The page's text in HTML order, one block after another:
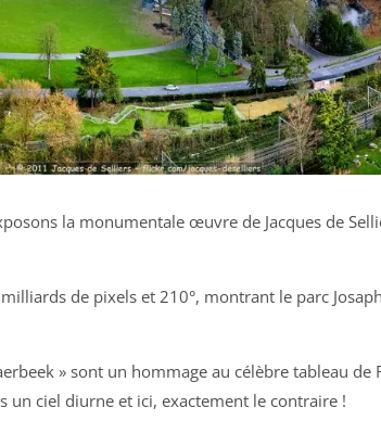
la monumentale œuvre de Jacques de
de pixels et 210°, montrant le parc
» sont un hommage au célèbre tableau de
un ciel diurne et ici, exactement le contraire !